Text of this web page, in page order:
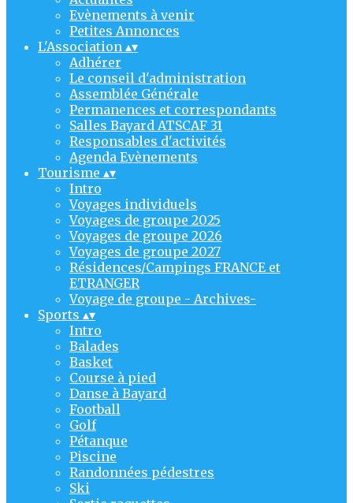
Evènements à venir
Petites Annonces
L'Association ▴▾
Adhérer
Le conseil d'administration
Assemblée Générale
Permanences et correspondants
Salles Bayard ATSCAF 31
Responsables d'activités
Agenda Evènements
Tourisme ▴▾
Intro
Voyages individuels
Voyages de groupe 2025
Voyages de groupe 2026
Voyages de groupe 2027
Résidences/Campings FRANCE et
ETRANGER
Voyage de groupe - Archives-
Sports ▴▾
Intro
Balades
Basket
Course à pied
Danse à Bayard
Football
Golf
Pétanque
Piscine
Randonnées pédestres
Ski